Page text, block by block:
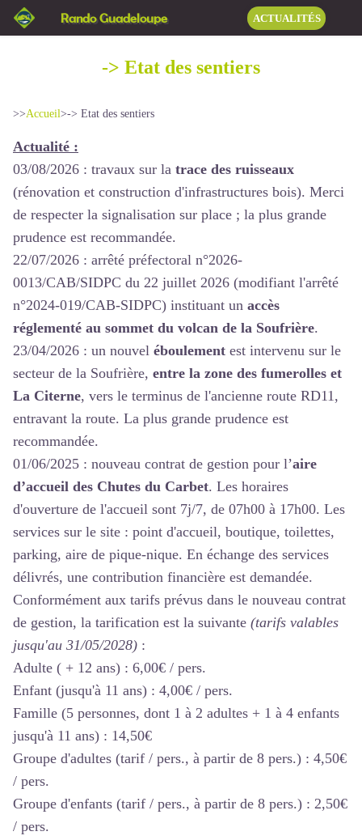
Rando Guadeloupe ACTUALITÉS
-> Etat des sentiers
>>Accueil>-> Etat des sentiers
Actualité :
03/08/2026 : travaux sur la trace des ruisseaux
(rénovation et construction d'infrastructures bois). Merci
de respecter la signalisation sur place ; la plus grande
prudence est recommandée.
22/07/2026 : arrêté préfectoral n°2026-
0013/CAB/SIDPC du 22 juillet 2026 (modifiant l'arrêté
n°2024-019/CAB-SIDPC) instituant un accès
réglementé au sommet du volcan de la Soufrière.
23/04/2026 : un nouvel éboulement est intervenu sur le
secteur de la Soufrière, entre la zone des fumerolles et
La Citerne, vers le terminus de l'ancienne route RD11,
entravant la route. La plus grande prudence est
recommandée.
01/06/2025 : nouveau contrat de gestion pour l’aire
d’accueil des Chutes du Carbet. Les horaires
d'ouverture de l'accueil sont 7j/7, de 07h00 à 17h00. Les
services sur le site : point d'accueil, boutique, toilettes,
parking, aire de pique-nique. En échange des services
délivrés, une contribution financière est demandée.
Conformément aux tarifs prévus dans le nouveau contrat
de gestion, la tarification est la suivante (tarifs valables
jusqu'au 31/05/2028) :
Adulte ( + 12 ans) : 6,00€ / pers.
Enfant (jusqu'à 11 ans) : 4,00€ / pers.
Famille (5 personnes, dont 1 à 2 adultes + 1 à 4 enfants
jusqu'à 11 ans) : 14,50€
Groupe d'adultes (tarif / pers., à partir de 8 pers.) : 4,50€
/ pers.
Groupe d'enfants (tarif / pers., à partir de 8 pers.) : 2,50€
/ pers.